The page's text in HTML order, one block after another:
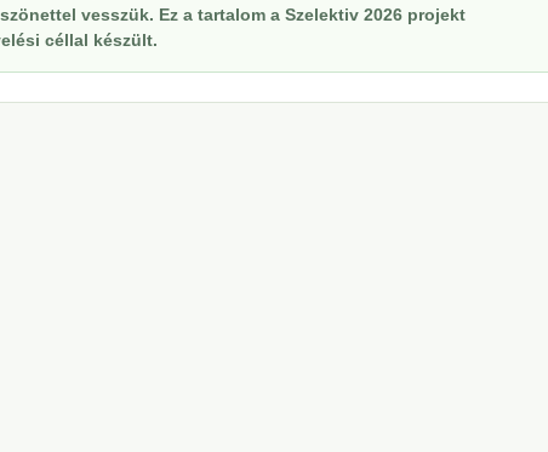
vesszük. Ez a tartalom a Szelektiv 2026 projekt
céllal készült.